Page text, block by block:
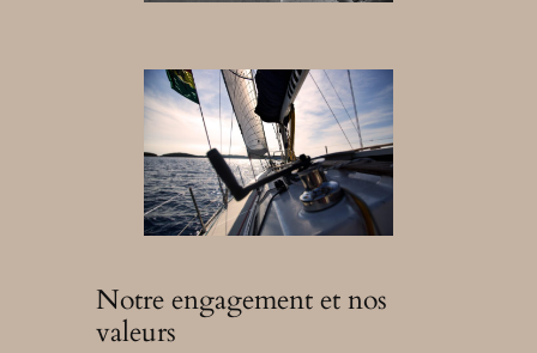
Notre engagement et nos
valeurs